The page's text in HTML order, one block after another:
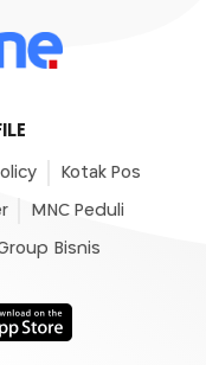
Kotak Pos
MNC Peduli
Bisnis